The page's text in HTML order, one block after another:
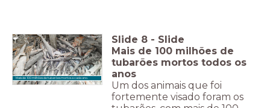
Mais de 100 milhões de tubarões mortos a cada ano.
Slide 8 - Slide
Mais de 100 milhões de
tubarões mortos todos os
anos
Um dos animais que foi
fortemente visado foram os